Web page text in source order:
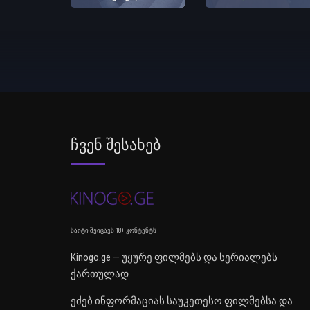
Ჩვენ Შესახებ
საიტი შეიცავს 18+ კონტენტს
Kinogo.ge — უყურე ფილმებს და სერიალებს
ქართულად.
ეძებ ინფორმაციას საუკეთესო ფილმებსა და